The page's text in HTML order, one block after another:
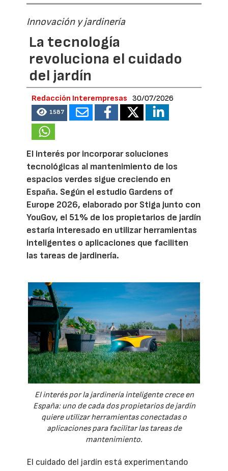
Innovación y jardinería
La tecnología
revoluciona el cuidado
del jardín
Redacción Interempresas 30/07/2026
1587
El interés por incorporar soluciones
tecnológicas al mantenimiento de los
espacios verdes sigue creciendo en
España. Según el estudio Gardens of
Europe 2026, elaborado por Stiga junto con
YouGov, el 51% de los propietarios de jardín
estaría interesado en utilizar herramientas
inteligentes o aplicaciones que faciliten
las tareas de jardinería.
El interés por la jardinería inteligente crece en
España: uno de cada dos propietarios de jardín
quiere utilizar herramientas conectadas o
aplicaciones para facilitar las tareas de
mantenimiento.
El cuidado del jardín está experimentando